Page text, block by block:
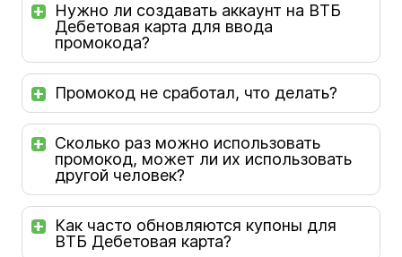
Нужно ли создавать аккаунт на ВТБ
Дебетовая карта для ввода
промокода?
Промокод не сработал, что делать?
Сколько раз можно использовать
промокод, может ли их использовать
другой человек?
Как часто обновляются купоны для
ВТБ Дебетовая карта?